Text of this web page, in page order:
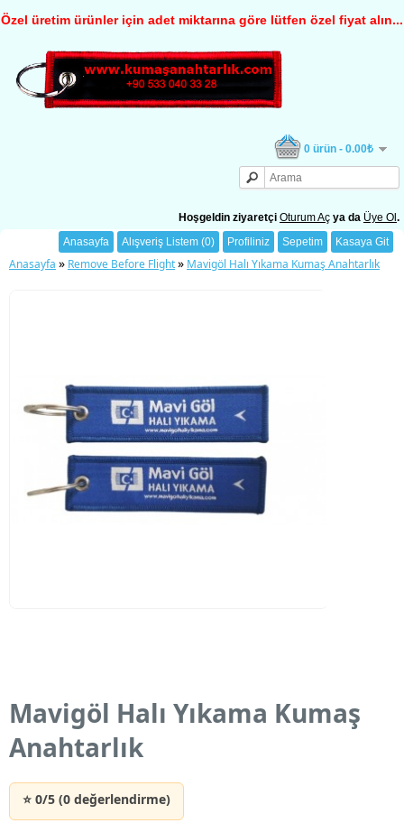
Özel üretim ürünler için adet miktarına göre lütfen özel fiyat alın...
0 ürün - 0.00₺
Hoşgeldin ziyaretçi Oturum Aç ya da Üye Ol .
Anasayfa
Alışveriş Listem (0) Profiliniz Sepetim Kasaya Git
Anasayfa » Remove Before Flight» Mavigöl Halı Yıkama Kumaş Anahtarlık
Mavigöl Halı Yıkama Kumaş
Anahtarlık
⭐ 0/5 (0 değerlendirme)